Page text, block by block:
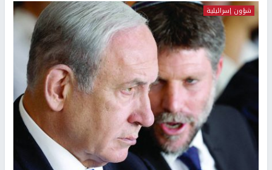
شؤون إسرائيلية